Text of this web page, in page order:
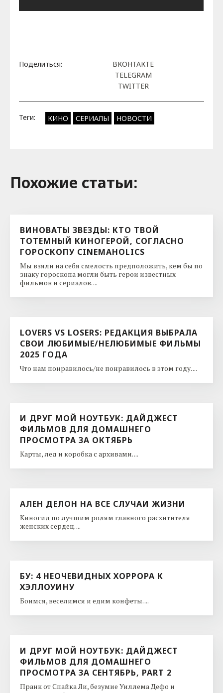
Поделиться:
ВКОНТАКТЕ
TELEGRAM
TWITTER
Теги: КИНО СЕРИАЛЫ НОВОСТИ
Похожие cтатьи:
ВИНОВАТЫ ЗВЕЗДЫ: КТО ТВОЙ
ТОТЕМНЫЙ КИНОГЕРОЙ, СОГЛАСНО
ГОРОСКОПУ CINEMAHOLICS
Мы взяли на себя смелость предположить, кем бы по
знаку гороскопа могли быть герои известных
фильмов и сериалов. ...
LOVERS VS LOSERS: РЕДАКЦИЯ ВЫБРАЛА
СВОИ ЛЮБИМЫЕ/НЕЛЮБИМЫЕ ФИЛЬМЫ
2025 ГОДА
Что нам понравилось/не понравилось в этом году. ...
И ДРУГ МОЙ НОУТБУК: ДАЙДЖЕСТ
ФИЛЬМОВ ДЛЯ ДОМАШНЕГО
ПРОСМОТРА ЗА ОКТЯБРЬ
Карты, лед и коробка с архивами. ...
АЛЕН ДЕЛОН НА ВСЕ СЛУЧАИ ЖИЗНИ
Киногид по лучшим ролям главного расхитителя
женских сердец. ...
БУ: 4 НЕОЧЕВИДНЫХ ХОРРОРА К
ХЭЛЛОУИНУ
Боимся, веселимся и едим конфеты. ...
И ДРУГ МОЙ НОУТБУК: ДАЙДЖЕСТ
ФИЛЬМОВ ДЛЯ ДОМАШНЕГО
ПРОСМОТРА ЗА СЕНТЯБРЬ, PART 2
Пранк от Спайка Ли, безумие Уиллема Дефо и